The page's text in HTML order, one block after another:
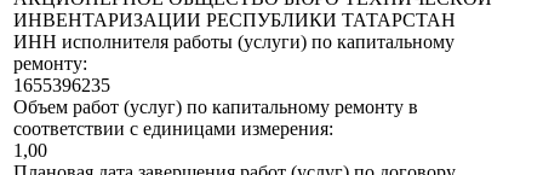
ИНВЕНТАРИЗАЦИИ РЕСПУБЛИКИ ТАТАРСТАН
ИНН исполнителя работы (услуги) по капитальному
ремонту:
1655396235
Объем работ (услуг) по капитальному ремонту в
соответствии с единицами измерения:
1,00